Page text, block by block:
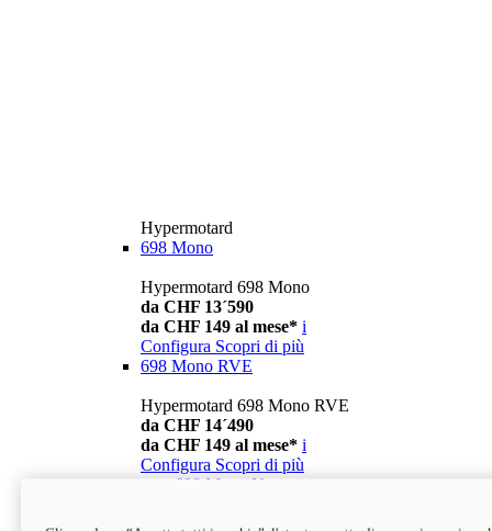
Hypermotard
698 Mono
Hypermotard 698 Mono
da CHF 13´590
da CHF 149 al mese* i
Configura Scopri di più
698 Mono RVE
Hypermotard 698 Mono RVE
da CHF 14´490
da CHF 149 al mese* i
Configura Scopri di più
698 Mono Nera
Hypermotard 698 Mono Nera